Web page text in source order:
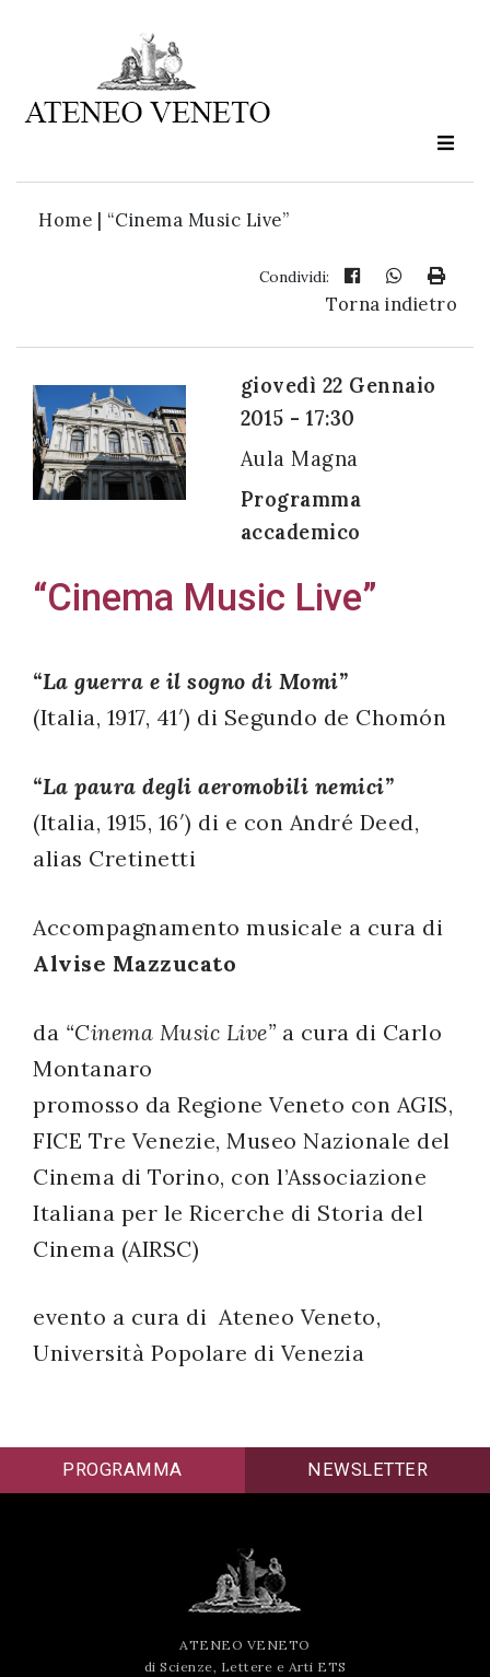
Home | “Cinema Music Live”
Condividi:
Torna indietro
giovedì 22 Gennaio
2015 - 17:30
Aula Magna
Programma
accademico
“Cinema Music Live”
“La guerra e il sogno di Momi”
(Italia, 1917, 41′) di Segundo de Chomón
“La paura degli aeromobili nemici”
(Italia, 1915, 16′) di e con André Deed,
alias Cretinetti
Accompagnamento musicale a cura di
Alvise Mazzucato
da “Cinema Music Live” a cura di Carlo
Montanaro
promosso da Regione Veneto con AGIS,
FICE Tre Venezie, Museo Nazionale del
Cinema di Torino, con l’Associazione
Italiana per le Ricerche di Storia del
Cinema (AIRSC)
evento a cura di Ateneo Veneto,
Università Popolare di Venezia
Ateneo
è
cultura
newsletter:
Acconsento
miei dati
personali in
accordo
decreto
legislativo
196/03
Registrazione
PROGRAMMA NEWSLETTER
ATENEO VENETO
di Scienze, Lettere e Arti ETS